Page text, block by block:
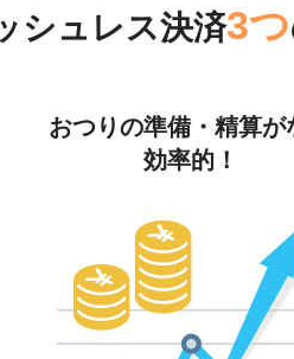
シュレス決済3つ
おつりの準備・精算が
効率的！